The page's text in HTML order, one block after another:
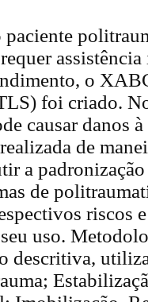
paciente
o
foi criado.
causar danos
de
a
de
riscos
uso.
descritiva,